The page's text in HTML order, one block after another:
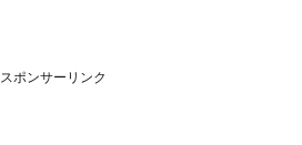
スポンサーリンク